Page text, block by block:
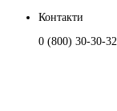
Контакти
0 (800) 30-30-32